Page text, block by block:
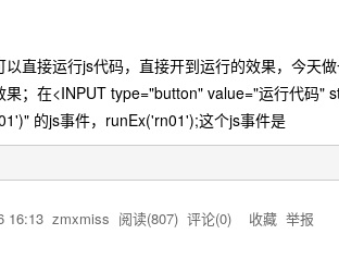
以直接运行js代码，直接开到运行的效果，今天
果；在<INPUT type="button" value="运行代码"
的js事件，runEx('rn01');这个js事件是
16:13 zmxmiss 阅读(807) 评论(0) 收藏 举报